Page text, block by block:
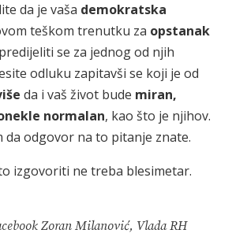
da je vaša demokratska
teškom trenutku za opstanak
se za jednog od njih
odluku zapitavši se koji je od
da i vaš život bude miran,
normalan, kao što je njihov.
da odgovor na to pitanje znate.
izgovoriti ne treba blesimetar.
Zoran Milanović, Vlada RH